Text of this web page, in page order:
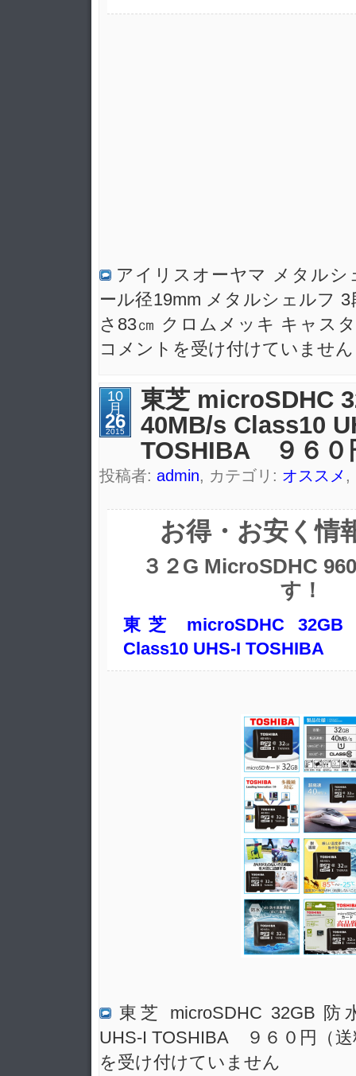
アイリスオーヤマ メタルシ
ール径19mm メタルシェルフ
さ83㎝ クロムメッキ キャス
コメントを受け付けていません
10
月
26
2015
東芝 microSDHC
40MB/s Class10
TOSHIBA ９６０
投稿者: admin, カテゴリ: オススメ ,
お得・お安く情
３２G MicroSDHC
す！
東芝 microSDHC
Class10 UHS-I TOSHIBA
東芝 microSDHC 32GB 防
UHS-I TOSHIBA ９６０円（
を受け付けていません